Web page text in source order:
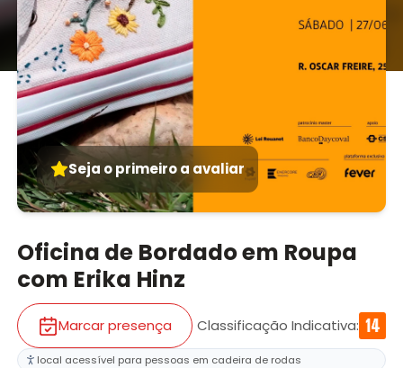
Seja o primeiro a avaliar
Oficina de Bordado em Roupa
com Erika Hinz
Marcar presença Classificação Indicativa:
local acessível para pessoas em cadeira de rodas